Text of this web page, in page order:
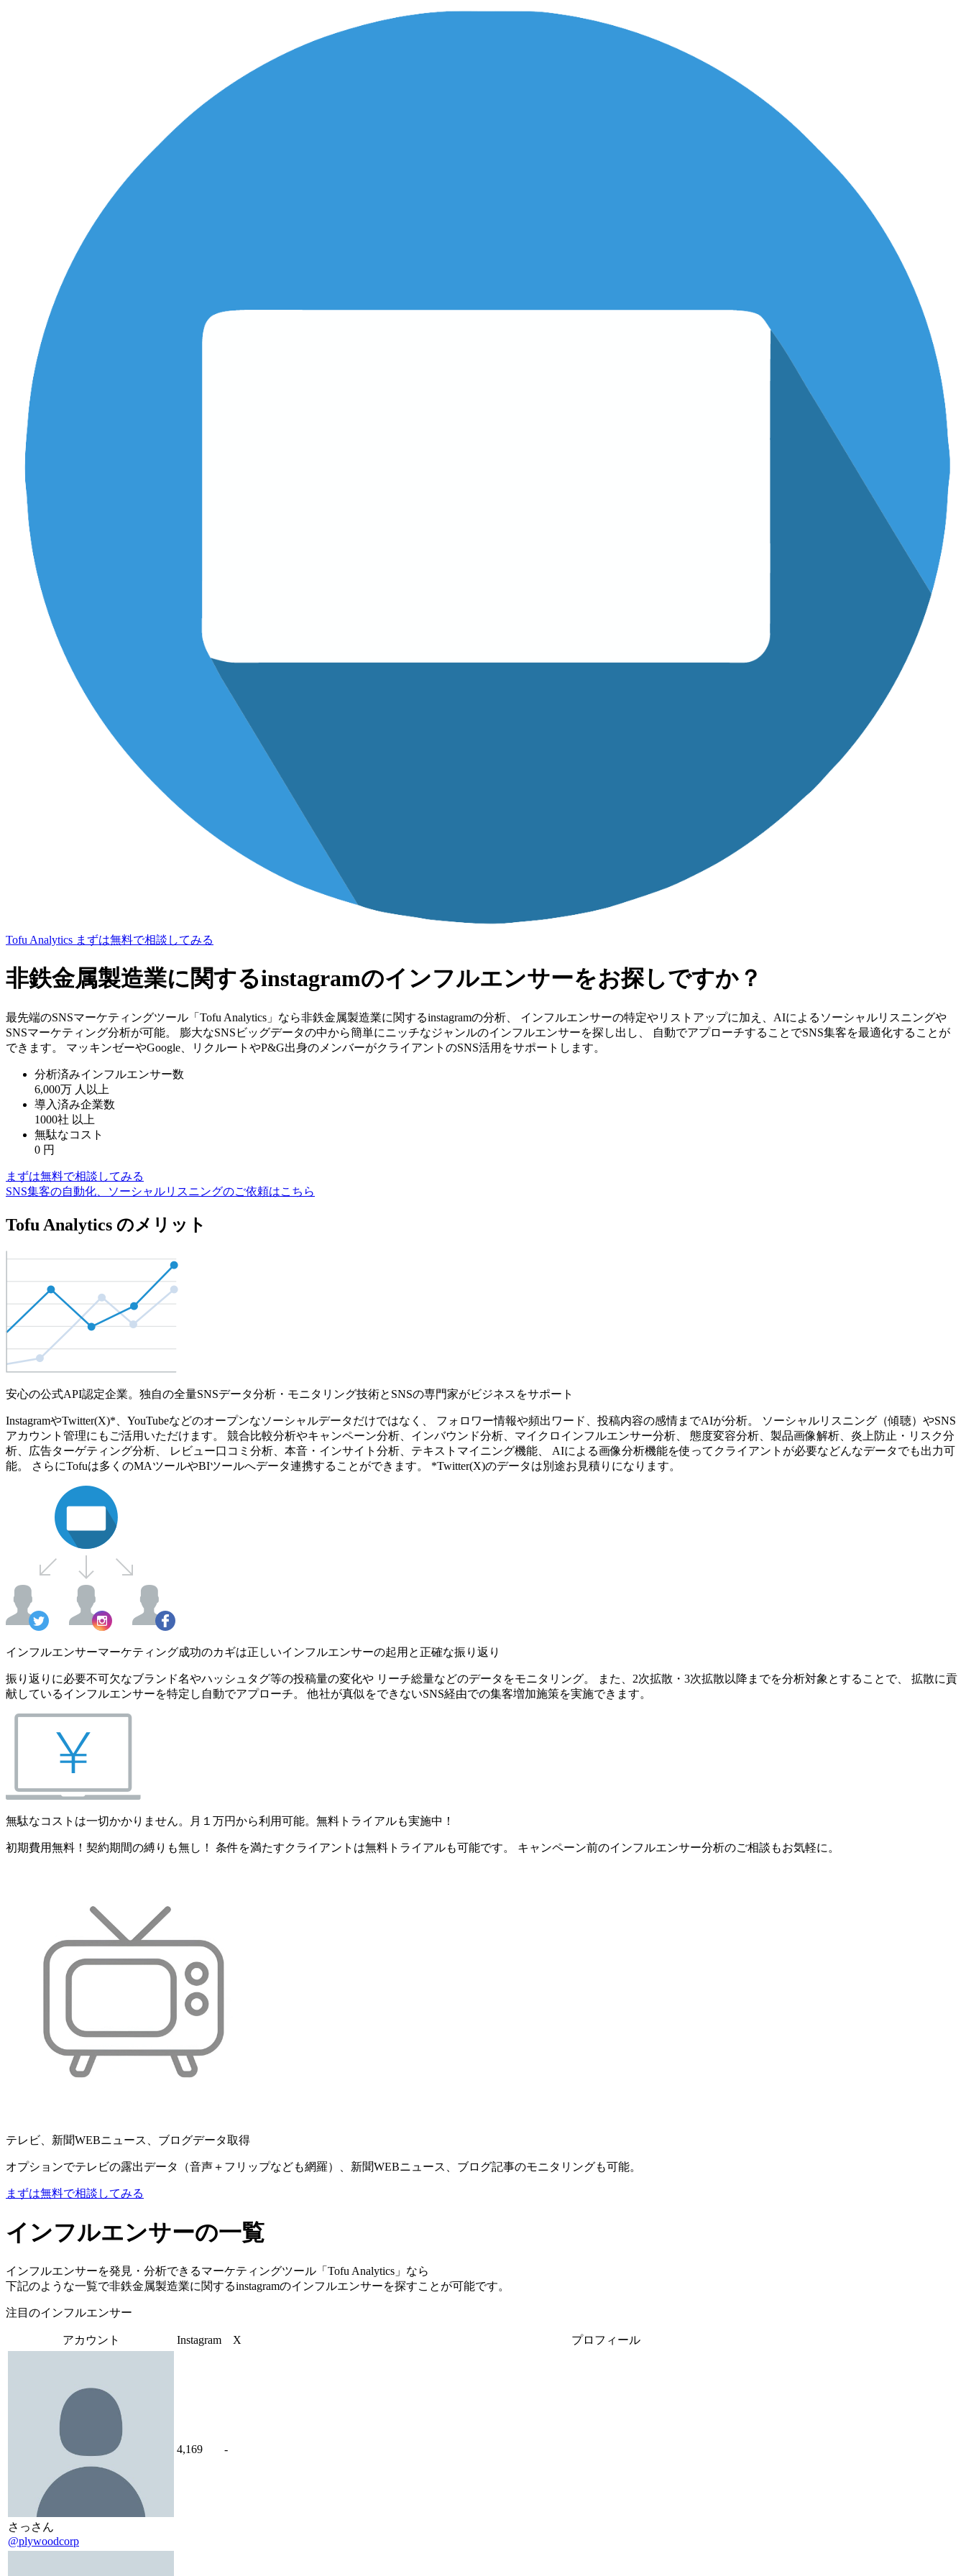
Tofu Analytics まずは無料で相談してみる
非鉄金属製造業に関するinstagramのインフルエンサーをお探しですか？
最先端のSNSマーケティングツール「Tofu Analytics」なら非鉄金属製造業に関するinstagramの分析、 インフルエンサーの特定やリストアップに加え、AIによるソーシャルリスニングや
SNSマーケティング分析が可能。 膨大なSNSビッグデータの中から簡単にニッチなジャンルのインフルエンサーを探し出し、 自動でアプローチすることでSNS集客を最適化することが
できます。 マッキンゼーやGoogle、リクルートやP&G出身のメンバーがクライアントのSNS活用をサポートします。
分析済みインフルエンサー数
6,000万 人以上
導入済み企業数
1000社 以上
無駄なコスト
0 円
まずは無料で相談してみる
SNS集客の自動化、ソーシャルリスニングのご依頼はこちら
Tofu Analytics のメリット
安心の公式API認定企業。独自の全量SNSデータ分析・モニタリング技術とSNSの専門家がビジネスをサポート
InstagramやTwitter(X)*、YouTubeなどのオープンなソーシャルデータだけではなく、 フォロワー情報や頻出ワード、投稿内容の感情までAIが分析。 ソーシャルリスニング（傾聴）やSNS
アカウント管理にもご活用いただけます。 競合比較分析やキャンペーン分析、インバウンド分析、マイクロインフルエンサー分析、 態度変容分析、製品画像解析、炎上防止・リスク分
析、広告ターゲティング分析、 レビュー口コミ分析、本音・インサイト分析、テキストマイニング機能、 AIによる画像分析機能を使ってクライアントが必要などんなデータでも出力可
能。 さらにTofuは多くのMAツールやBIツールへデータ連携することができます。 *Twitter(X)のデータは別途お見積りになります。
インフルエンサーマーケティング成功のカギは正しいインフルエンサーの起用と正確な振り返り
振り返りに必要不可欠なブランド名やハッシュタグ等の投稿量の変化や リーチ総量などのデータをモニタリング。 また、2次拡散・3次拡散以降までを分析対象とすることで、 拡散に貢
献しているインフルエンサーを特定し自動でアプローチ。 他社が真似をできないSNS経由での集客増加施策を実施できます。
無駄なコストは一切かかりません。月１万円から利用可能。無料トライアルも実施中！
初期費用無料！契約期間の縛りも無し！ 条件を満たすクライアントは無料トライアルも可能です。 キャンペーン前のインフルエンサー分析のご相談もお気軽に。
テレビ、新聞WEBニュース、ブログデータ取得
オプションでテレビの露出データ（音声＋フリップなども網羅）、新聞WEBニュース、ブログ記事のモニタリングも可能。
まずは無料で相談してみる
インフルエンサーの一覧
インフルエンサーを発見・分析できるマーケティングツール「Tofu Analytics」なら
下記のような一覧で非鉄金属製造業に関するinstagramのインフルエンサーを探すことが可能です。
注目のインフルエンサー
アカウント Instagram X プロフィール
さっさん
@plywoodcorp
4,169 -